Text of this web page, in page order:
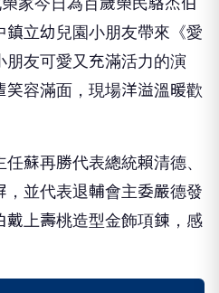
立幼兒園小朋友帶來《愛
友可愛又充滿活力的演
容滿面，現場洋溢溫暖歡
蘇再勝代表總統賴清德、
並代表退輔會主委嚴德發
上壽桃造型金飾項鍊，感